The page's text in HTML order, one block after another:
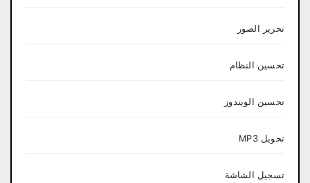
تحرير الصور
تحسين النظام
تحسين الويندوز
تحويل MP3
تسجيل الشاشة